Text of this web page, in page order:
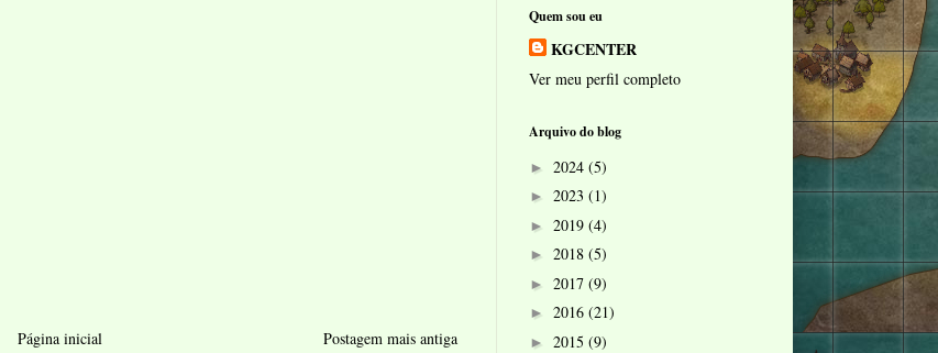
Postagem mais antiga
Página inicial
Quem sou eu
KGCENTER
Ver meu perfil completo
Arquivo do blog
► 2024 (5)
► 2023 (1)
► 2019 (4)
► 2018 (5)
► 2017 (9)
► 2016 (21)
► 2015 (9)